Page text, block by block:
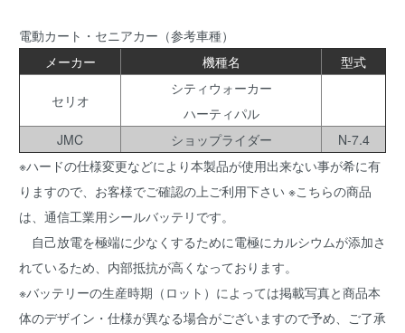
電動カート・セニアカー（参考車種）
メーカー
機種名 型式
セリオ
シティウォーカー
ハーティパル
JMC
ショップライダー
N-7.4
※ハードの仕様変更などにより本製品が使用出来ない事が希に有
りますので、お客様でご確認の上ご利用下さい ※こちらの商品
は、通信工業用シールバッテリです。
自己放電を極端に少なくするために電極にカルシウムが添加さ
れているため、内部抵抗が高くなっております。
※バッテリーの生産時期（ロット）によっては掲載写真と商品本
体のデザイン・仕様が異なる場合がございますので予め、ご了承